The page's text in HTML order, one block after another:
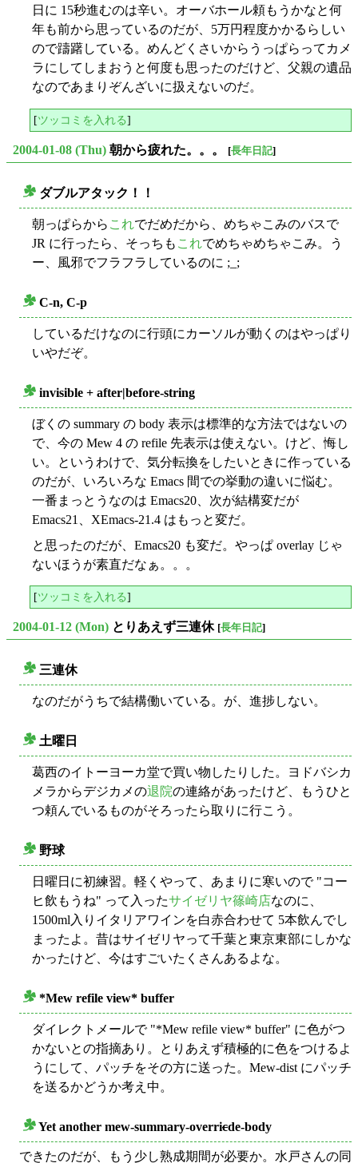
日に 15秒進むのは辛い。オーバホール頼もうかなと何
年も前から思っているのだが、5万円程度かかるらしい
ので躊躇している。めんどくさいからうっぱらってカメ
ラにしてしまおうと何度も思ったのだけど、父親の遺品
なのであまりぞんざいに扱えないのだ。
[ツッコミを入れる]
2004-01-08 (Thu) 朝から疲れた。。。 [長年日記]
ダブルアタック！！
朝っぱらから これでだめだから、めちゃこみのバスで
JR に行ったら、そっちも これでめちゃめちゃこみ。う
ー、風邪でフラフラしているのに ;_;
C-n, C-p
しているだけなのに行頭にカーソルが動くのはやっぱり
いやだぞ。
invisible + after|before-string
ぼくの summary の body 表示は標準的な方法ではないの
で、今の Mew 4 の refile 先表示は使えない。けど、悔し
い。というわけで、気分転換をしたいときに作っている
のだが、いろいろな Emacs 間での挙動の違いに悩む。
一番まっとうなのは Emacs20、次が結構変だが
Emacs21、XEmacs-21.4 はもっと変だ。
と思ったのだが、Emacs20 も変だ。やっぱ overlay じゃ
ないほうが素直だなぁ。。。
[ツッコミを入れる]
2004-01-12 (Mon) とりあえず三連休 [長年日記]
三連休
なのだがうちで結構働いている。が、進捗しない。
土曜日
葛西のイトーヨーカ堂で買い物したりした。ヨドバシカ
メラからデジカメの退院の連絡があったけど、もうひと
つ頼んでいるものがそろったら取りに行こう。
野球
日曜日に初練習。軽くやって、あまりに寒いので "コー
ヒ飲もうね" って入ったサイゼリヤ篠崎店なのに、
1500ml入りイタリアワインを白赤合わせて 5本飲んでし
まったよ。昔はサイゼリヤって千葉と東京東部にしかな
かったけど、今はすごいたくさんあるよな。
*Mew refile view* buffer
ダイレクトメールで "*Mew refile view* buffer" に色がつ
かないとの指摘あり。とりあえず積極的に色をつけるよ
うにして、パッチをその方に送った。Mew-dist にパッチ
を送るかどうか考え中。
Yet another mew-summary-overricde-body
できたのだが、もう少し熟成期間が必要か。水戸さんの同